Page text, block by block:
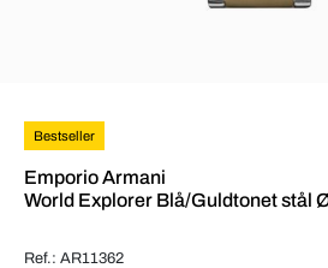
Bestseller
Emporio Armani
World Explorer Blå/Guldtonet stål
Ref.: AR11362